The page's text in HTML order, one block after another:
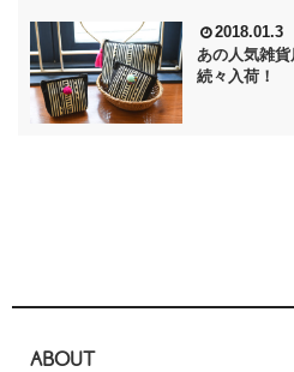
2018.01.3
あの人気雑
続々入荷！
ABOUT